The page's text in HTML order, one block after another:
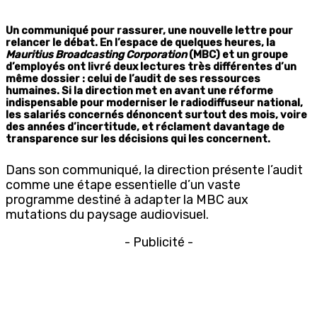
Un communiqué pour rassurer, une nouvelle lettre pour
relancer le débat. En l’espace de quelques heures, la
Mauritius Broadcasting Corporation(MBC) et un groupe
d’employés ont livré deux lectures très différentes d’un
même dossier : celui de l’audit de ses ressources
humaines. Si la direction met en avant une réforme
indispensable pour moderniser le radiodiffuseur national,
les salariés concernés dénoncent surtout des mois, voire
des années d’incertitude, et réclament davantage de
transparence sur les décisions qui les concernent.
Dans son communiqué, la direction présente l’audit
comme une étape essentielle d’un vaste
programme destiné à adapter la MBC aux
mutations du paysage audiovisuel.
- Publicité -